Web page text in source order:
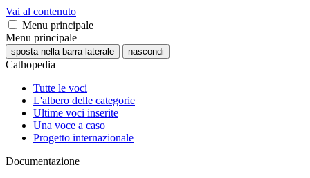
Vai al contenuto
Menu principale
Menu principale
sposta nella barra laterale nascondi
Cathopedia
Tutte le voci
L'albero delle categorie
Ultime voci inserite
Una voce a caso
Progetto internazionale
Documentazione